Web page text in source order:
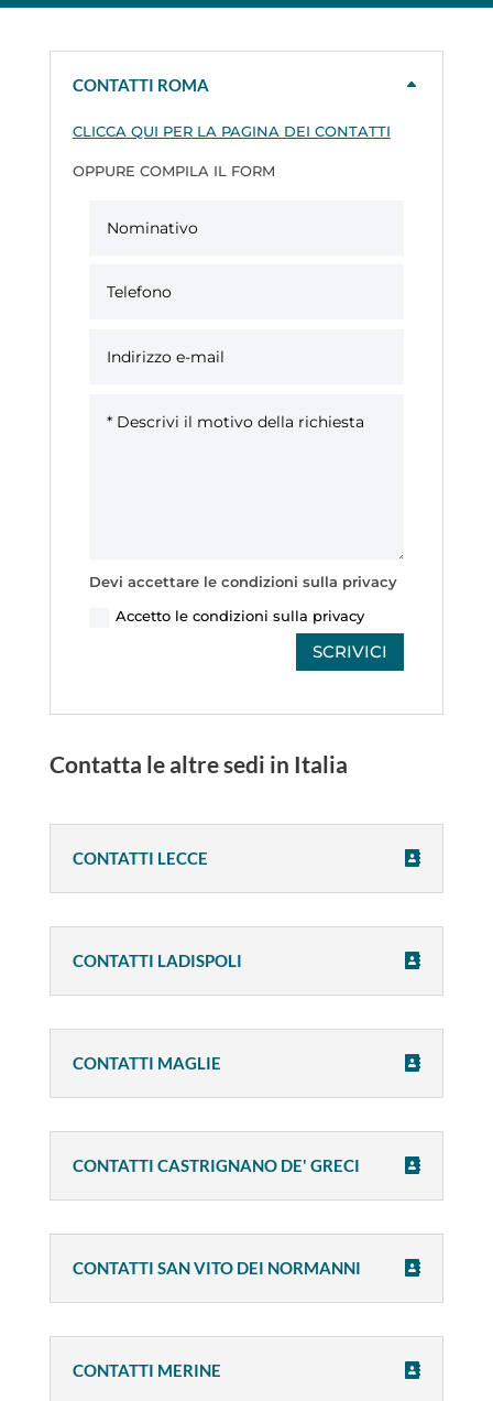
CONTATTI ROMA
CLICCA QUI PER LA PAGINA DEI CONTATTI
OPPURE COMPILA IL FORM
Devi accettare le condizioni sulla privacy
Accetto le condizioni sulla privacy
SCRIVICI
Contatta le altre sedi in Italia
CONTATTI LECCE
CONTATTI LADISPOLI
CONTATTI MAGLIE
CONTATTI CASTRIGNANO DE' GRECI
CONTATTI SAN VITO DEI NORMANNI
CONTATTI MERINE